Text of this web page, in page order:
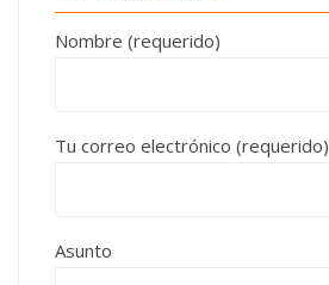
Nombre (requerido)
Tu correo electrónico (requerido)
Asunto